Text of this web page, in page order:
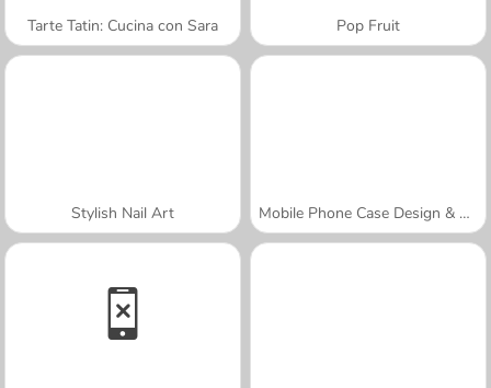
Tarte Tatin: Cucina con Sara Pop Fruit
Stylish Nail Art Mobile Phone Case Design & DIY